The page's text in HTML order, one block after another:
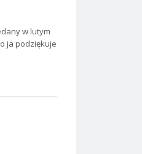
w lutym
ja podziękuje